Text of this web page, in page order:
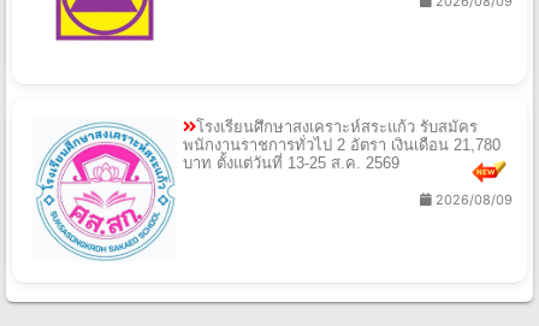
โรงเรียนศึกษาสงเคราะห์สระแก้ว รับสมัคร
พนักงานราชการทั่วไป 2 อัตรา เงินเดือน 21,780
บาท ตั้งแต่วันที่ 13-25 ส.ค. 2569
2026/08/09